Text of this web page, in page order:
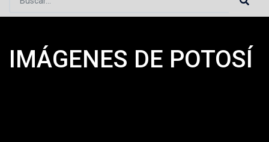
Portada » Planeo Hoy »Secciones» Columnas»Imágenes
IMÁGENES DE POTOSÍ